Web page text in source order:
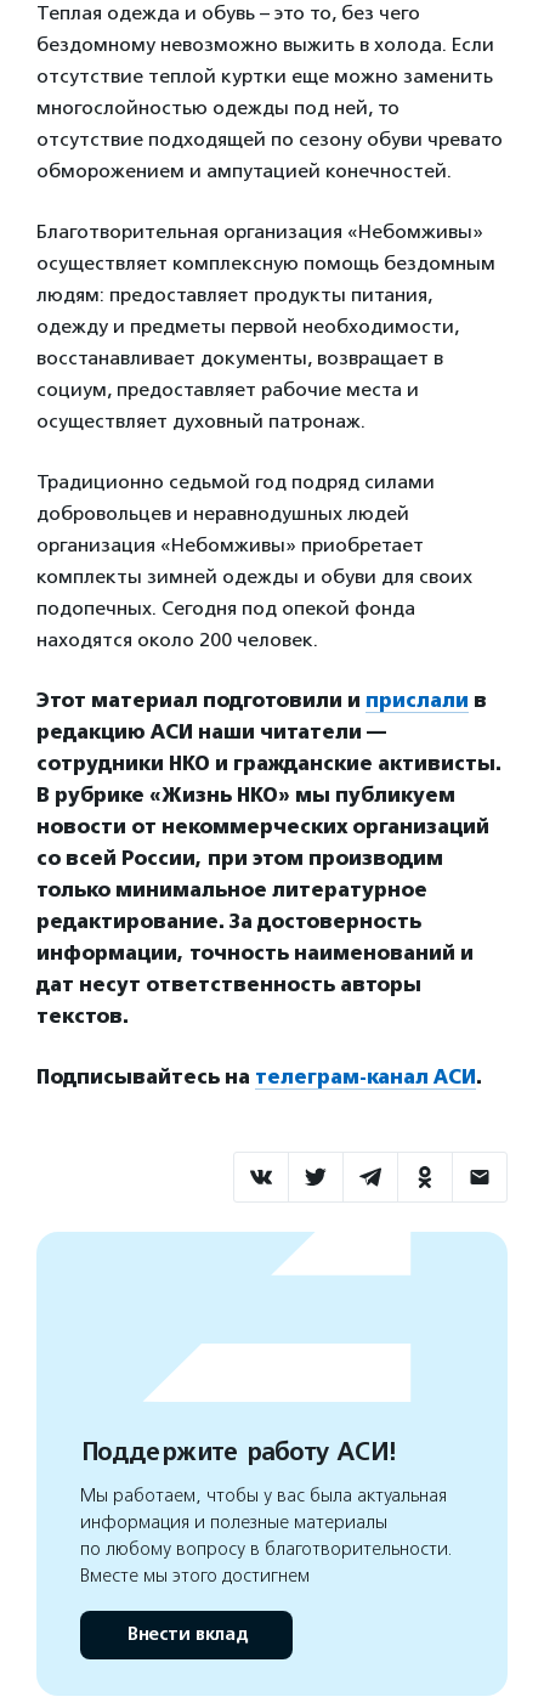
Теплая одежда и обувь – это то, без чего
бездомному невозможно выжить в холода. Если
отсутствие теплой куртки еще можно заменить
многослойностью одежды под ней, то
отсутствие подходящей по сезону обуви чревато
обморожением и ампутацией конечностей.
Благотворительная организация «Небомживы»
осуществляет комплексную помощь бездомным
людям: предоставляет продукты питания,
одежду и предметы первой необходимости,
восстанавливает документы, возвращает в
социум, предоставляет рабочие места и
осуществляет духовный патронаж.
Традиционно седьмой год подряд силами
добровольцев и неравнодушных людей
организация «Небомживы» приобретает
комплекты зимней одежды и обуви для своих
подопечных. Сегодня под опекой фонда
находятся около 200 человек.
Этот материал подготовили и прислали в
редакцию АСИ наши читатели —
сотрудники НКО и гражданские активисты.
В рубрике «Жизнь НКО» мы публикуем
новости от некоммерческих организаций
со всей России, при этом производим
только минимальное литературное
редактирование. За достоверность
информации, точность наименований и
дат несут ответственность авторы
текстов.
Подписывайтесь на телеграм-канал АСИ.
Поддержите работу АСИ!
Мы работаем, чтобы у вас была актуальная
информация и полезные материалы
по любому вопросу в благотворительности.
Вместе мы этого достигнем
Внести вклад